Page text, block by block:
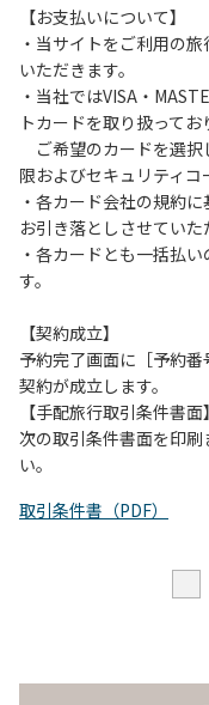
・定期的な施設の消毒
・スタッフの体調管
・使い捨てスリッパを
・施設内の換気。
※食事中は窓を開けて
す。また、山の上な
ご用意ください。
【お客様へお願い】
・パブリックスペー
願いします。
・トイレは各客室の
※緊急時以外の食堂の
ます。
【お支払いについて】
・当サイトをご利用の
いただきます。
・当社ではVISA・
トカードを取り扱ってお
ご希望のカードを選択
限およびセキュリティコ
・各カード会社の規約
お引き落としさせていた
・各カードとも一括払
す。
【契約成立】
予約完了画面に［予約
契約が成立します。
【手配旅行取引条件書面】
次の取引条件書面を印
い。
取引条件書（PDF）